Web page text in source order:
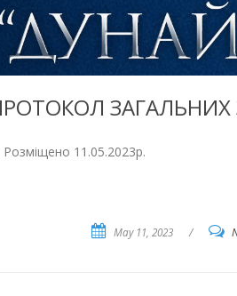
ЗАГАЛЬНИХ
Розміщено 11.05.2023р.
May 11, 2023 /